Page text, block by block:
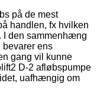
på de mest
handlen, fx hvilken
I den sammenhæng
bevarer ens
gang vil kunne
D-2 afløbspumpe
uafhængig om